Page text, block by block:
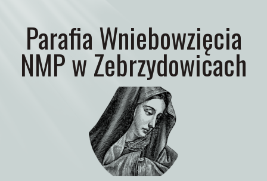
Parafia Wniebowzięcia
NMP w Zebrzydowicach